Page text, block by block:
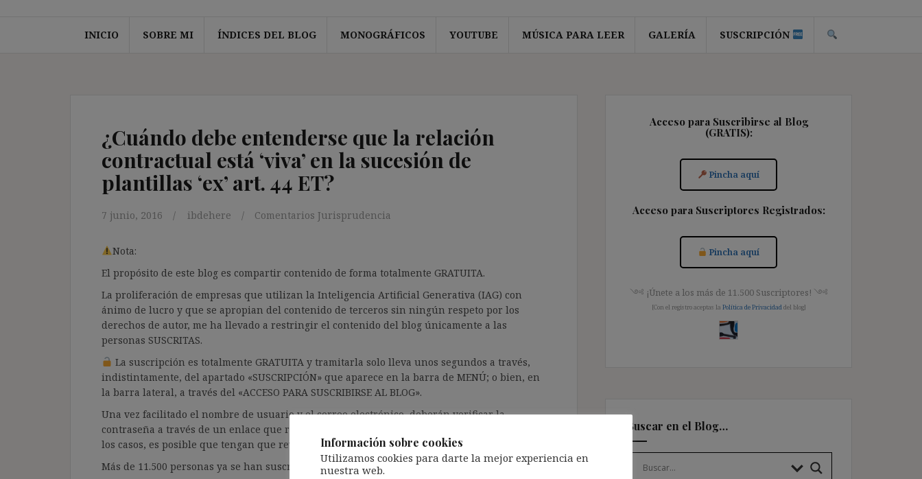
INICIO SOBRE MI ÍNDICES DEL BLOG MONOGRÁFICOS YOUTUBE MÚSICA PARA LEER GALERÍA SUSCRIPCIÓN
¿Cuándo debe entenderse que la relación
contractual está ‘viva’ en la sucesión de
plantillas ‘ex’ art. 44 ET?
7 junio, 2016 ibdehere Comentarios Jurisprudencia
Nota:
El propósito de este blog es compartir contenido de forma totalmente GRATUITA.
La proliferación de empresas que utilizan la Inteligencia Artificial Generativa (IAG) con
ánimo de lucro y que se apropian del contenido de terceros sin ningún respeto por los
derechos de autor, me ha llevado a restringir el contenido del blog únicamente a las
personas SUSCRITAS.
La suscripción es totalmente GRATUITA y tramitarla solo lleva unos segundos a través,
indistintamente, del apartado «SUSCRIPCIÓN» que aparece en la barra de MENÚ; o bien, en
la barra lateral, a través del «ACCESO PARA SUSCRIBIRSE AL BLOG».
Una vez facilitado el nombre de usuario y el correo electrónico, deberán verificar la
contraseña a través de un enlace que recibirán en el correo electrónico registrado (según
los casos, es posible que tengan que revisar la bandeja de «Spam»).
Más de 11.500 personas ya se han suscrito.
Acceso para Suscribirse al Blog
(GRATIS):
Pincha aquí
Acceso para Suscriptores Registrados:
Pincha aquí
༺ ¡Únete a los más de 11.500 Suscriptores! ༺
[Con el registro aceptas la Política de Privacidad del blog]
Buscar en el Blog…
Información sobre cookies
Utilizamos cookies para darte la mejor experiencia en
nuestra web.